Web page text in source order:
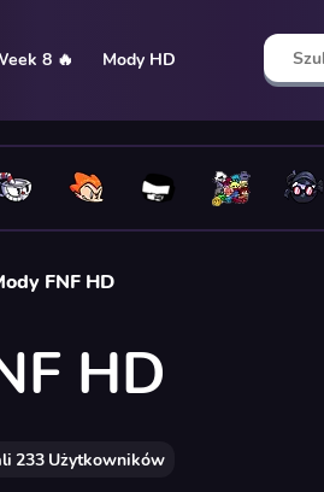
8 🔥 Mody HD
FNF HD
HD
233 Użytkowników